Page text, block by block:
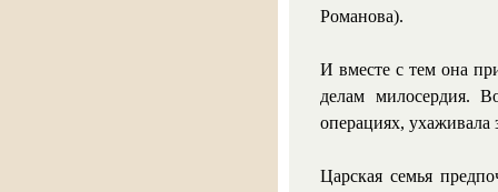
Романова).
И вместе с тем она
делам милосердия.
операциях,
Царская семья